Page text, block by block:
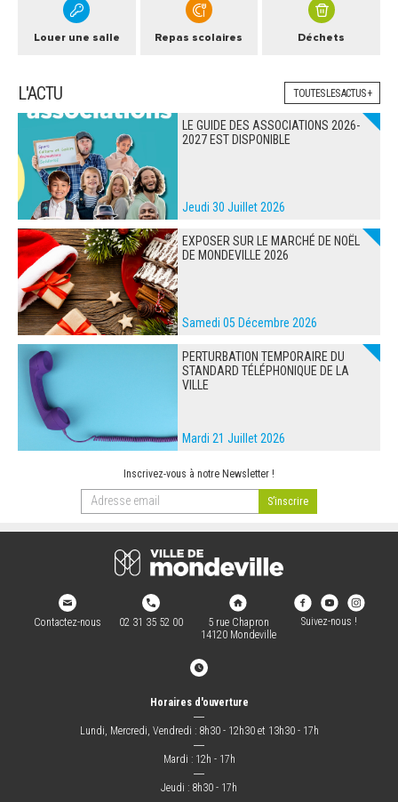
Louer une salle Repas scolaires Déchets
L'ACTU TOUTES LES ACTUS +
LE GUIDE DES ASSOCIATIONS 2026-
2027 EST DISPONIBLE
Jeudi 30 Juillet 2026
EXPOSER SUR LE MARCHÉ DE NOËL
DE MONDEVILLE 2026
Samedi 05 Décembre 2026
PERTURBATION TEMPORAIRE DU
STANDARD TÉLÉPHONIQUE DE LA
VILLE
Mardi 21 Juillet 2026
Inscrivez-vous à notre Newsletter !
Contactez-nous 02 31 35 52 00
5 rue Chapron
14120 Mondeville
Suivez-nous !
Horaires d'ouverture
―
Lundi, Mercredi, Vendredi : 8h30 - 12h30 et 13h30 - 17h
―
Mardi : 12h - 17h
―
Jeudi : 8h30 - 17h